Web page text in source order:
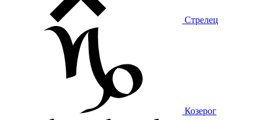
Стрелец
Козерог